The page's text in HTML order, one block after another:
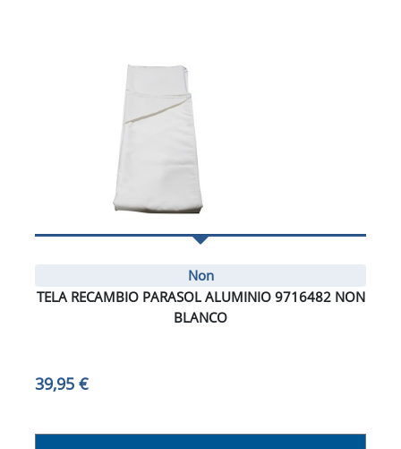
Non
TELA RECAMBIO PARASOL ALUMINIO 9716482 NON
BLANCO
39,95 €